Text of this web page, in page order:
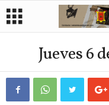
Jueves 6